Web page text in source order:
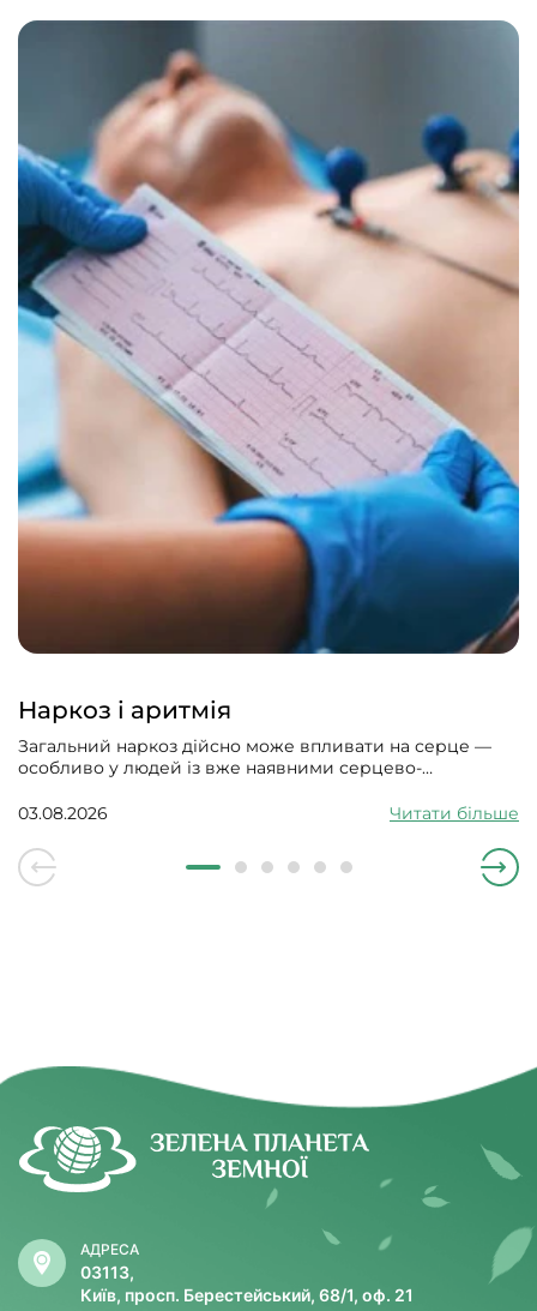
Наркоз і аритмія
Загальний наркоз дійсно може впливати на серце —
особливо у людей із вже наявними серцево-
серцевого ритму, гіпотонію, зменшити силу скорочень
03.08.2026 Читати більше
АДРЕСА
03113,
Київ, просп. Берестейський, 68/1, оф. 21